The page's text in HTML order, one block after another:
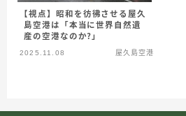
【視点】昭和を彷彿させる屋久
島空港は「本当に世界自然遺
産の空港なのか？」
2025.11.08 屋久島空港